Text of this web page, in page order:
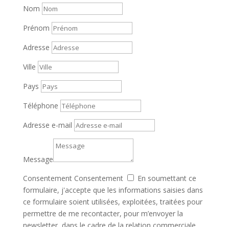
Nom
Prénom
Adresse
Ville
Pays
Téléphone
Adresse e-mail
Message
Consentement Consentement
En soumettant ce
formulaire, j'accepte que les informations saisies dans
ce formulaire soient utilisées, exploitées, traitées pour
permettre de me recontacter, pour m’envoyer la